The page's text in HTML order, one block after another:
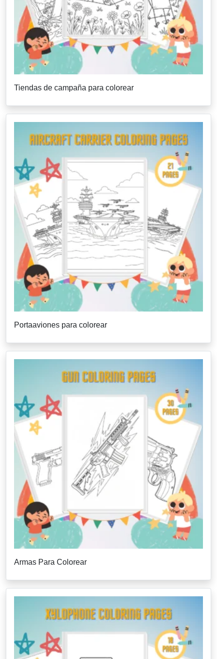
Tiendas de campaña para colorear
Portaaviones para colorear
Armas Para Colorear